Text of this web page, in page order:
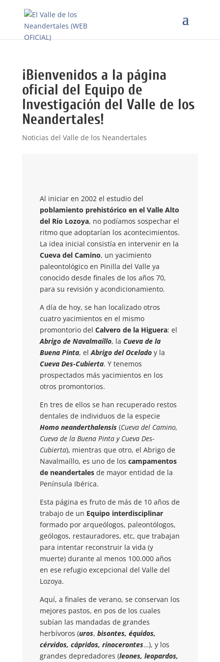
¡Bienvenidos a la página
oficial del Equipo de
Investigación del Valle de los
Neandertales!
Noticias del Valle de los Neandertales
Al iniciar en 2002 el estudio del
poblamiento prehistórico en el Valle Alto
del Río Lozoya, no podíamos sospechar el
ritmo que adoptarían los acontecimientos.
La idea inicial consistía en intervenir en la
Cueva del Camino, un yacimiento
paleontológico en Pinilla del Valle ya
conocido desde finales de los años 70,
para su revisión y acondicionamiento.
A día de hoy, se han localizado otros
cuatro yacimientos en el mismo
promontorio del Calvero de la Higuera: el
Abrigo de Navalmaíllo, la Cueva de la
Buena Pinta, elAbrigo del Oceladoy la
Cueva Des-Cubierta. Y tenemos
prospectados más yacimientos en los
otros promontorios.
En tres de ellos se han recuperado restos
dentales de individuos de la especie
Homo neanderthalensis (Cueva del Camino,
Cueva de la Buena Pinta y Cueva Des-
Cubierta), mientras que otro, el Abrigo de
Navalmaíllo, es uno de los campamentos
de neandertalesde mayor entidad de la
Península Ibérica.
Esta página es fruto de más de 10 años de
trabajo de un Equipo interdisciplinar
formado por arqueólogos, paleontólogos,
geólogos, restauradores, etc, que trabajan
para intentar reconstruir la vida (y
muerte) durante al menos 100.000 años
en ese refugio excepcional del Valle del
Lozoya.
Aquí, a finales de verano, se conservan los
mejores pastos, en pos de los cuales
subían las mandadas de grandes
herbívoros (uros, bisontes, équidos,
cérvidos, cápridos, rinocerontes…), y los
grandes depredadores (leones, leopardos,